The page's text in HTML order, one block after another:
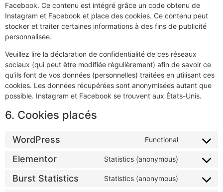
Facebook. Ce contenu est intégré grâce un code obtenu de
Instagram et Facebook et place des cookies. Ce contenu peut
stocker et traiter certaines informations à des fins de publicité
personnalisée.
Veuillez lire la déclaration de confidentialité de ces réseaux
sociaux (qui peut être modifiée régulièrement) afin de savoir ce
qu’ils font de vos données (personnelles) traitées en utilisant ces
cookies. Les données récupérées sont anonymisées autant que
possible. Instagram et Facebook se trouvent aux États-Unis.
6. Cookies placés
WordPress Functional
Elementor Statistics (anonymous)
Burst Statistics Statistics (anonymous)